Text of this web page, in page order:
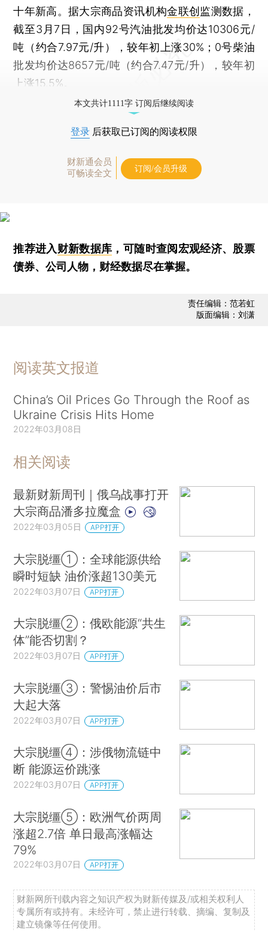
十年新高。据大宗商品资讯机构金联创 监测数据，
截至3月7日，国内92号汽油批发均价达10306元/
吨（约合7.97元/升），较年初上涨30%；0号柴油
批发均价达8657元/吨（约合7.47元/升），较年初
上涨15.5%。
本文共计1111字 订阅后继续阅读
登录 后获取已订阅的阅读权限
财新通会员
可畅读全文
订阅/会员升级
推荐进入财新数据库 ，可随时查阅宏观经济、股票
债券、公司人物，财经数据尽在掌握。
责任编辑：范若虹
版面编辑：刘潇
阅读英文报道
China’s Oil Prices Go Through the Roof as
Ukraine Crisis Hits Home
2022年03月08日
相关阅读
最新财新周刊｜俄乌战事打开
大宗商品潘多拉魔盒
2022年03月05日 APP打开
大宗脱缰①：全球能源供给
瞬时短缺 油价涨超130美元
2022年03月07日 APP打开
大宗脱缰②：俄欧能源“共生
体”能否切割？
2022年03月07日 APP打开
大宗脱缰③：警惕油价后市
大起大落
2022年03月07日 APP打开
大宗脱缰④：涉俄物流链中
断 能源运价跳涨
2022年03月07日 APP打开
大宗脱缰⑤：欧洲气价两周
涨超2.7倍 单日最高涨幅达
79%
2022年03月07日 APP打开
财新网所刊载内容之知识产权为财新传媒及/或相关权利人
专属所有或持有。未经许可，禁止进行转载、摘编、复制及
建立镜像等任何使用。